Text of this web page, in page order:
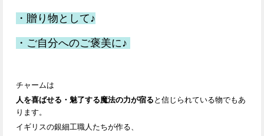
・贈り物として♪
・ご自分へのご褒美に♪
チャームは
人を喜ばせる・魅了する魔法の力が宿る と信じられている物でもあ
ります。
イギリスの銀細工職人たちが作る、